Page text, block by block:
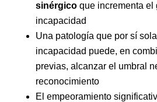
sinérgicoque incrementa el
incapacidad
Una patología que por sí
incapacidad puede, en
previas, alcanzar el umbral
reconocimiento
El empeoramiento